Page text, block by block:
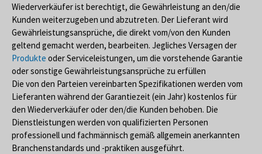
Wiederverkäufer ist berechtigt, die Gewährleistung an den/die
Kunden weiterzugeben und abzutreten. Der Lieferant wird
Gewährleistungsansprüche, die direkt vom/von den Kunden
geltend gemacht werden, bearbeiten. Jegliches Versagen der
Produkte oder Serviceleistungen, um die vorstehende Garantie
oder sonstige Gewährleistungsansprüche zu erfüllen
Die von den Parteien vereinbarten Spezifikationen werden vom
Lieferanten während der Garantiezeit (ein Jahr) kostenlos für
den Wiederverkäufer oder den/die Kunden behoben. Die
Dienstleistungen werden von qualifizierten Personen
professionell und fachmännisch gemäß allgemein anerkannten
Branchenstandards und -praktiken ausgeführt.